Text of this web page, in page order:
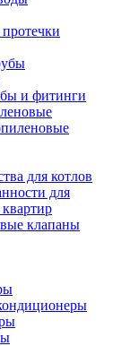
и фитинги
для котлов
для
клапаны